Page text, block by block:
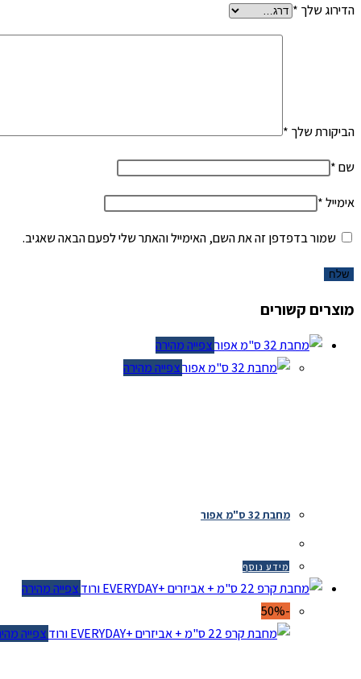
הדירוג שלך*
הביקורת שלך*
שם*
אימייל*
שמור בדפדפן זה את השם, האימייל והאתר שלי לפעם הבאה שאגיב.
מוצרים קשורים
צפייה מהירה
צפייה מהירה
מחבת 32 ס"מ אפור
מידע נוסף
צפייה מהירה
צפייה